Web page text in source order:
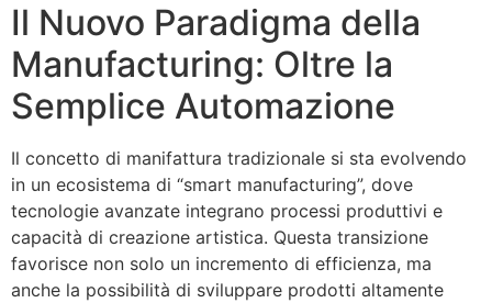
Il Nuovo Paradigma della
Manufacturing: Oltre la
Semplice Automazione
Il concetto di manifattura tradizionale si sta evolvendo
in un ecosistema di “smart manufacturing”, dove
tecnologie avanzate integrano processi produttivi e
capacità di creazione artistica. Questa transizione
favorisce non solo un incremento di efficienza, ma
anche la possibilità di sviluppare prodotti altamente